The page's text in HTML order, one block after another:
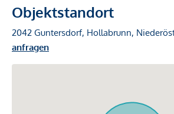
Objektstandort
2042 Guntersdorf, Hollabrunn,
anfragen